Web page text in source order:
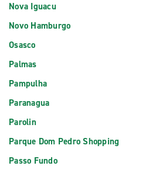
Nova Iguacu
Novo Hamburgo
Osasco
Palmas
Pampulha
Paranagua
Parolin
Parque Dom Pedro Shopping
Passo Fundo